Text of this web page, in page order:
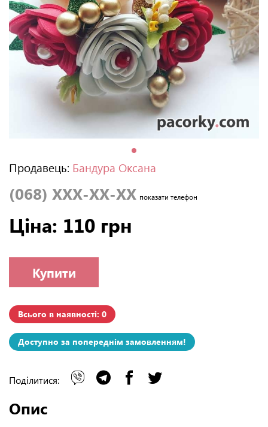
Продавець: Бандура Оксана
(068) XXX-XX-XX показати телефон
Ціна: 110 грн
Купити
Всього в наявності: 0
Доступно за попереднім замовленням!
Поділитися:
Опис